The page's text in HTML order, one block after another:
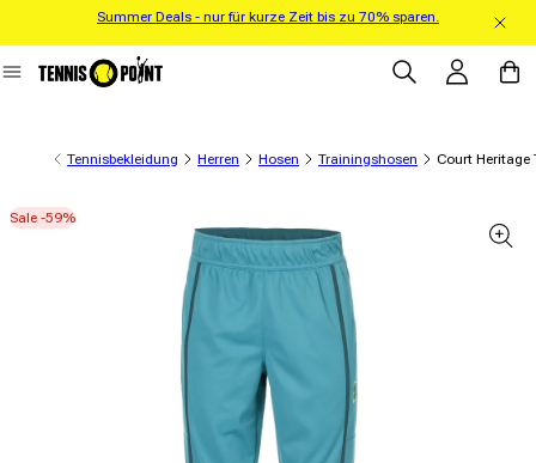
zum Inhalt
Summer Deals - nur für kurze Zeit bis zu 70% sparen.
Einloggen
Tennisbekleidung Herren Hosen Trainingshosen Court Heritage
Sale -59% springen